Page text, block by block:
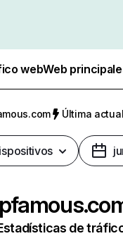
webWeb
Última
de